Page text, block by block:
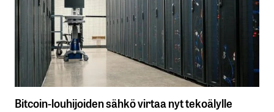
Bitcoin-louhijoiden sähkö virtaa nyt tekoälylle